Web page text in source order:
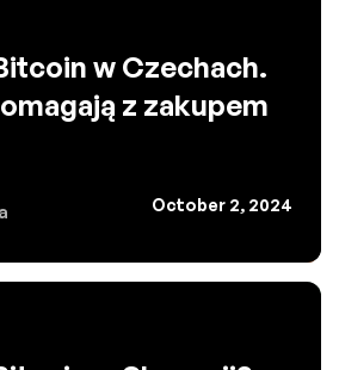
w Czechach.
z zakupem
October 2, 2024